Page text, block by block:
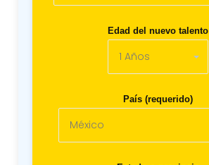
Edad del nuevo talento
País (requerido)